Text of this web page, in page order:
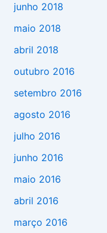
junho 2018
maio 2018
abril 2018
outubro 2016
setembro 2016
agosto 2016
julho 2016
junho 2016
maio 2016
abril 2016
março 2016